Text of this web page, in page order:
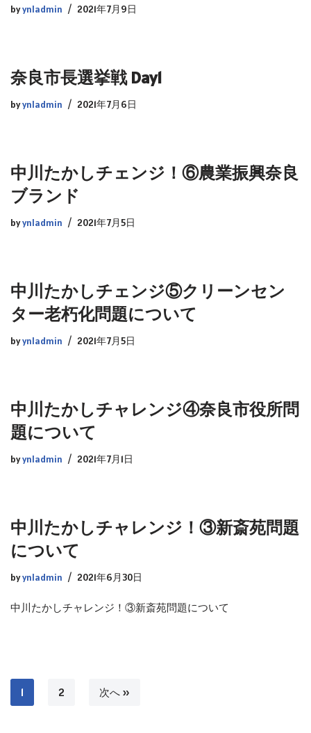
byynladmin 2021年7月9日
奈良市長選挙戦 Day1
byynladmin 2021年7月6日
中川たかしチェンジ！⑥農業振興奈良
ブランド
byynladmin 2021年7月5日
中川たかしチェンジ⑤クリーンセン
ター老朽化問題について
byynladmin 2021年7月5日
中川たかしチャレンジ④奈良市役所問
題について
byynladmin 2021年7月1日
中川たかしチャレンジ！③新斎苑問題
について
byynladmin 2021年6月30日
中川たかしチャレンジ！③新斎苑問題について
1 2 次へ »